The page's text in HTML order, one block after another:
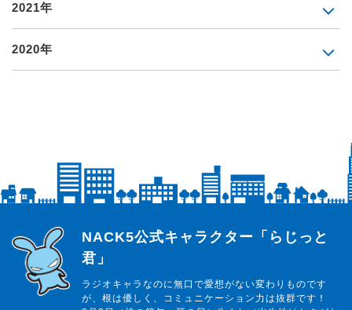
2021年
2020年
らじっと君
NACK5公式キャラクター「らじっと
君」
ラジオキャラなのに無口で愛想がない変わりものです
が、根は優しく、コミュニケーション力は抜群です！